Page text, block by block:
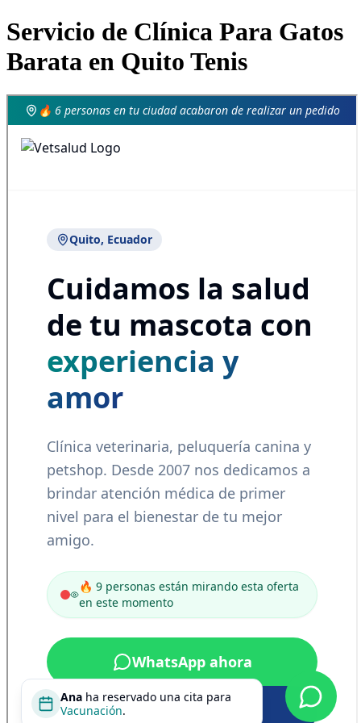
Servicio de Clínica Para Gatos
Barata en Quito Tenis